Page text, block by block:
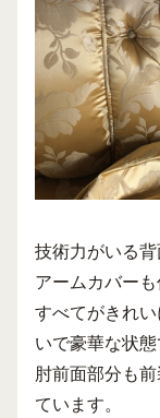
技術力がいる
アームカバーも
すべてがきれ
いで豪華な状態
肘前面部分も
ています。